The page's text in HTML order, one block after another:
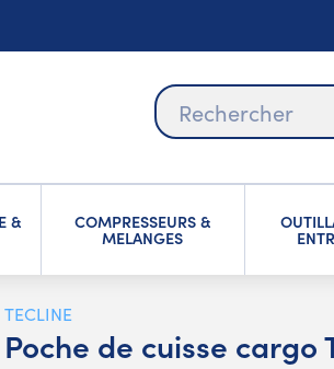
& COMPRESSEURS &
MELANGES
TECLINE
Poche de cuisse cargo